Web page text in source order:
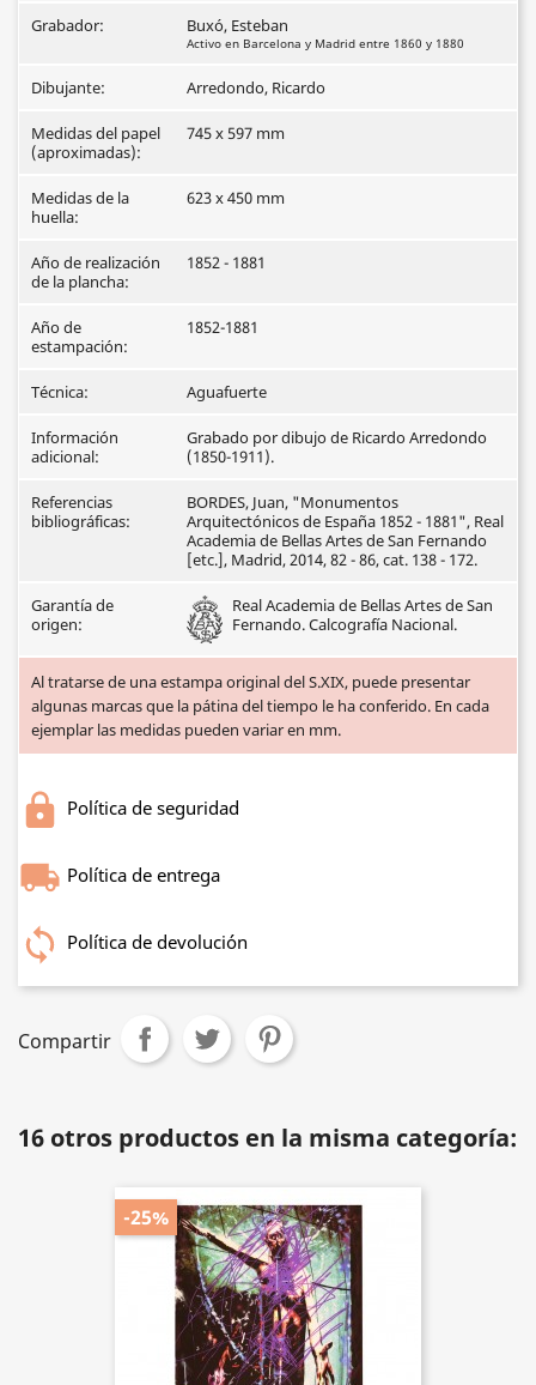
Grabador: Buxó, Esteban
Activo en Barcelona y Madrid entre 1860 y 1880
Dibujante: Arredondo, Ricardo
Medidas del papel
(aproximadas):
745 x 597 mm
Medidas de la
huella:
623 x 450 mm
Año de realización
de la plancha:
1852 - 1881
Año de
estampación:
1852-1881
Técnica: Aguafuerte
Información
adicional:
Grabado por dibujo de Ricardo Arredondo
(1850-1911).
Referencias
bibliográficas:
BORDES, Juan, "Monumentos
Arquitectónicos de España 1852 - 1881", Real
Academia de Bellas Artes de San Fernando
[etc.], Madrid, 2014, 82 - 86, cat. 138 - 172.
Garantía de
origen:
Real Academia de Bellas Artes de San
Fernando. Calcografía Nacional.
Al tratarse de una estampa original del S.XIX, puede presentar
algunas marcas que la pátina del tiempo le ha conferido. En cada
ejemplar las medidas pueden variar en mm.
Política de seguridad
Política de entrega
Política de devolución
Compartir
16 otros productos en la misma categoría:
-25%